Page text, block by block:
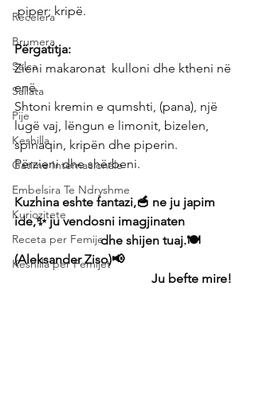
Recelera
Brumera
Salca
Sallata
Pije
Keshilla
Gatime Internacionale
Embelsira Te Ndryshme
Kuriozitete
Receta per Femije
Keshilla per Femijet
piper; kripë.
Përgatitja:
Zieni makaronat  kulloni dhe ktheni në
enë.
Shtoni kremin e qumshti, (pana), një
lugë vaj, lëngun e limonit, bizelen,
spinaqin, kripën dhe piperin.
Përzieni dhe shërbeni.
Kuzhina eshte fantazi,🥣 ne ju japim
ide,✨ ju vendosni imagjinaten
                           dhe shijen tuaj.🍽
(Aleksander Ziso)📢
                                           Ju befte mire!